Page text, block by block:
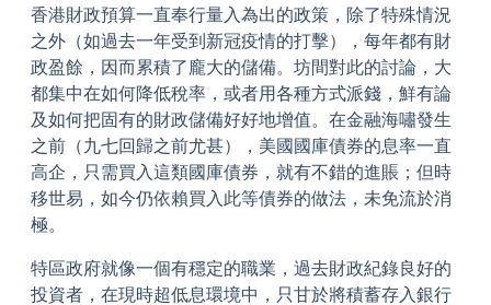
香港財政預算一直奉行量入為出的政策，除了特殊情況
之外（如過去一年受到新冠疫情的打擊），每年都有財
政盈餘，因而累積了龐大的儲備。坊間對此的討論，大
都集中在如何降低稅率，或者用各種方式派錢，鮮有論
及如何把固有的財政儲備好好地增值。在金融海嘯發生
之前（九七回歸之前尤甚），美國國庫債券的息率一直
高企，只需買入這類國庫債券，就有不錯的進賬；但時
移世易，如今仍依賴買入此等債券的做法，未免流於消
極。
特區政府就像一個有穩定的職業，過去財政紀錄良好的
投資者，在現時超低息環境中，只甘於將積蓄存入銀行